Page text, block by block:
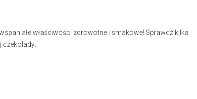
właściwości zdrowotne i smakowe! Sprawdź kilka
czekolady: